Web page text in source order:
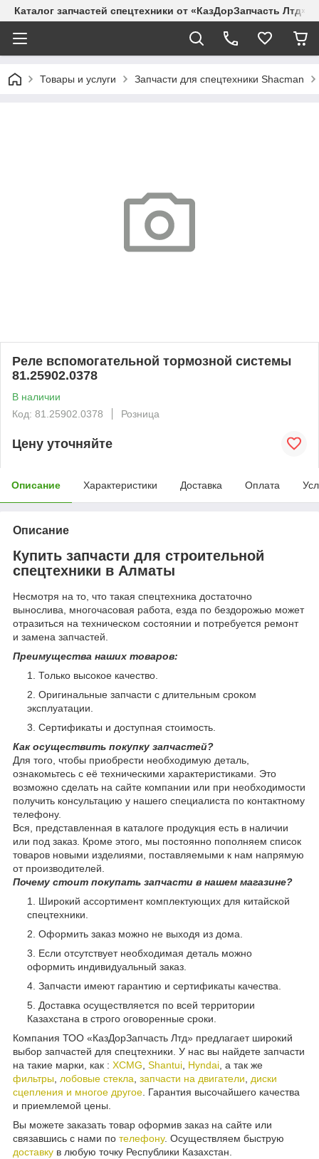
Каталог запчастей спецтехники от «КазДорЗапчасть Лтд»
Товары и услуги Запчасти для спецтехники Shacman
Реле вспомогательной тормозной системы
81.25902.0378
В наличии
Код: 81.25902.0378
Розница
Цену уточняйте
Описание Характеристики Доставка Оплата
Описание
Купить запчасти для строительной
спецтехники в Алматы
Несмотря на то, что такая спецтехника достаточно
вынослива, многочасовая работа, езда по бездорожью может
отразиться на техническом состоянии и потребуется ремонт
и замена запчастей.
Преимущества наших товаров:
Только высокое качество.
Оригинальные запчасти с длительным сроком
эксплуатации.
Сертификаты и доступная стоимость.
Как осуществить покупку запчастей?
Для того, чтобы приобрести необходимую деталь,
ознакомьтесь с её техническими характеристиками. Это
возможно сделать на сайте компании или при необходимости
получить консультацию у нашего специалиста по контактному
телефону.
Вся, представленная в каталоге продукция есть в наличии
или под заказ. Кроме этого, мы постоянно пополняем список
товаров новыми изделиями, поставляемыми к нам напрямую
от производителей.
Почему стоит покупать запчасти в нашем магазине?
Широкий ассортимент комплектующих для китайской
спецтехники.
Оформить заказ можно не выходя из дома.
Если отсутствует необходимая деталь можно
оформить индивидуальный заказ.
Запчасти имеют гарантию и сертификаты качества.
Доставка осуществляется по всей территории
Казахстана в строго оговоренные сроки.
Компания ТОО «КазДорЗапчасть Лтд» предлагает широкий
выбор запчастей для спецтехники. У нас вы найдете запчасти
на такие марки, как : XCMG Shantui Hyndai , а так же
фильтры лобовые стекла запчасти на двигатели
диски
сцепления и многое другое . Гарантия высочайшего качества
и приемлемой цены.
Вы можете заказать товар оформив заказ на сайте или
связавшись с нами по телефону. Осуществляем быструю
доставку в любую точку Республики Казахстан.